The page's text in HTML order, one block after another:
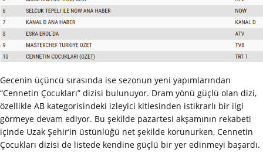
Gecenin üçüncü sırasında ise sezonun yeni yapımlarından
“Cennetin Çocukları” dizisi bulunuyor. Dram yönü güçlü olan dizi,
özellikle AB kategorisindeki izleyici kitlesinden istikrarlı bir ilgi
görmeye devam ediyor. Bu şekilde pazartesi akşamının rekabeti
içinde Uzak Şehir’in üstünlüğü net şekilde korunurken, Cennetin
Çocukları dizisi de listede kendine güçlü bir yer edinmeyi başardı.